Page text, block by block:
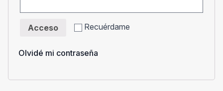
Recuérdame
Acceso
Olvidé mi contraseña